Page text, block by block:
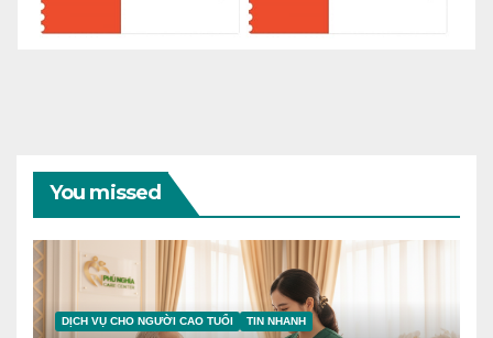
You missed
DỊCH VỤ CHO NGƯỜI CAO TUỔI TIN NHANH